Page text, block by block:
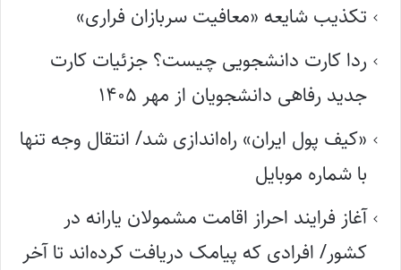
تکذیب شایعه «معافیت سربازان فراری»
ردا کارت دانشجویی چیست؟ جزئیات کارت
جدید رفاهی دانشجویان از مهر ۱۴۰۵
«کیف پول ایران» راه‌اندازی شد/ انتقال وجه تنها
با شماره موبایل
آغاز فرایند احراز اقامت مشمولان یارانه در
کشور/ افرادی که پیامک دریافت کرده‌اند تا آخر